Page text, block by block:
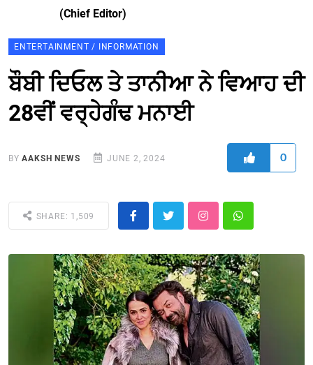
(Chief Editor)
ENTERTAINMENT / INFORMATION
ਬੌਬੀ ਦਿਓਲ ਤੇ ਤਾਨੀਆ ਨੇ ਵਿਆਹ ਦੀ
28ਵੀਂ ਵਰ੍ਹੇਗੰਢ ਮਨਾਈ
BYAAKSH NEWS JUNE 2, 2024 0
SHARE: 1,509